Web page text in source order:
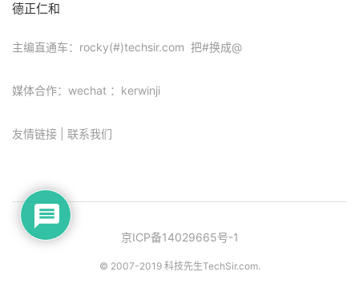
德正仁和
主编直通车：rocky(#)techsir.com 把#换成@
媒体合作：wechat ：kerwinji
友情链接 联系我们
京ICP备14029665号-1
© 2007-2019 科技先生TechSir.com.